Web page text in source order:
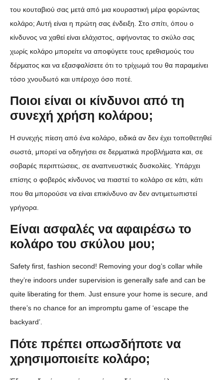
του κουταβιού σας μετά από μια κουραστική μέρα φορώντας
κολάρο; Αυτή είναι η πρώτη σας ένδειξη. Στο σπίτι, όπου ο
κίνδυνος να χαθεί είναι ελάχιστος, αφήνοντας το σκύλο σας
χωρίς κολάρο μπορείτε να αποφύγετε τους ερεθισμούς του
δέρματος και να εξασφαλίσετε ότι το τρίχωμά του θα παραμείνει
τόσο χνουδωτό και υπέροχο όσο ποτέ.
Ποιοι είναι οι κίνδυνοι από τη
συνεχή χρήση κολάρου;
Η συνεχής πίεση από ένα κολάρο, ειδικά αν δεν έχει τοποθετηθεί
σωστά, μπορεί να οδηγήσει σε δερματικά προβλήματα και, σε
σοβαρές περιπτώσεις, σε αναπνευστικές δυσκολίες. Υπάρχει
επίσης ο φοβερός κίνδυνος να πιαστεί το κολάρο σε κάτι, κάτι
που θα μπορούσε να είναι επικίνδυνο αν δεν αντιμετωπιστεί
γρήγορα.
Είναι ασφαλές να αφαιρέσω το
κολάρο του σκύλου μου;
Safety first, fashion second! Removing your dog’s collar while
they’re indoors under supervision is generally safe and can be
quite liberating for them. Just ensure your home is secure, and
there’s no chance for an impromptu game of ‘escape the
backyard’.
Πότε πρέπει οπωσδήποτε να
χρησιμοποιείτε κολάρο;